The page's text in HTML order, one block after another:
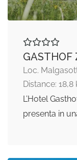
GASTHOF
Loc.
Distance: 18,8
L’Hotel
presenta in